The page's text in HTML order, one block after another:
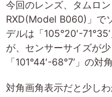
今回のレンズ、タムロ
RXD(Model B060)」で
デルは「105°20′-
が、センサーサイズが
「101°44′-68°7’」の対
対角画角表示だと少し